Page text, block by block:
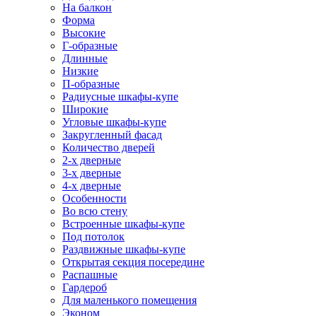
На балкон
Форма
Высокие
Г-образные
Длинные
Низкие
П-образные
Радиусные шкафы-купе
Широкие
Угловые шкафы-купе
Закругленный фасад
Количество дверей
2-х дверные
3-х дверные
4-х дверные
Особенности
Во всю стену
Встроенные шкафы-купе
Под потолок
Раздвижные шкафы-купе
Открытая секция посередине
Распашные
Гардероб
Для маленького помещения
Эконом